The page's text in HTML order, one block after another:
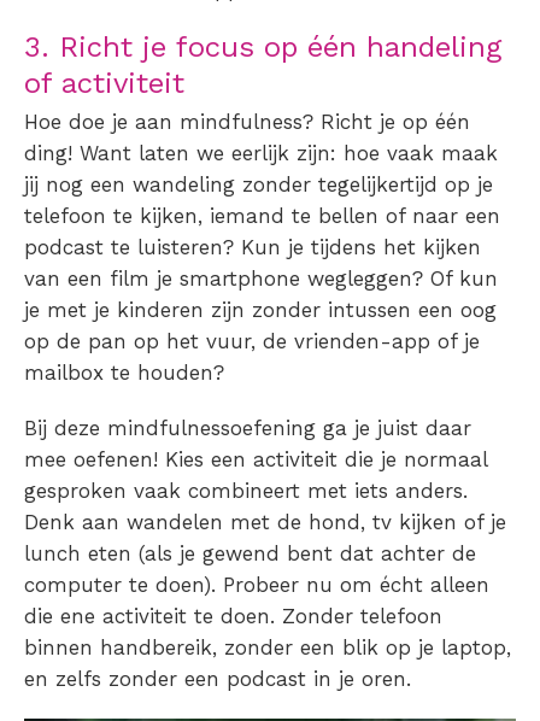
3. Richt je focus op één handeling
of activiteit
Hoe doe je aan mindfulness? Richt je op één
ding! Want laten we eerlijk zijn: hoe vaak maak
jij nog een wandeling zonder tegelijkertijd op je
telefoon te kijken, iemand te bellen of naar een
podcast te luisteren? Kun je tijdens het kijken
van een film je smartphone wegleggen? Of kun
je met je kinderen zijn zonder intussen een oog
op de pan op het vuur, de vrienden-app of je
mailbox te houden?
Bij deze mindfulnessoefening ga je juist daar
mee oefenen! Kies een activiteit die je normaal
gesproken vaak combineert met iets anders.
Denk aan wandelen met de hond, tv kijken of je
lunch eten (als je gewend bent dat achter de
computer te doen). Probeer nu om écht alleen
die ene activiteit te doen. Zonder telefoon
binnen handbereik, zonder een blik op je laptop,
en zelfs zonder een podcast in je oren.